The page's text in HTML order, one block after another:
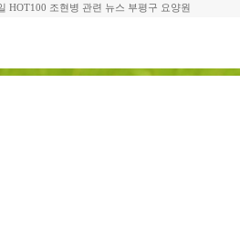
HOT100 조현병 관련 뉴스 부평구 요양원